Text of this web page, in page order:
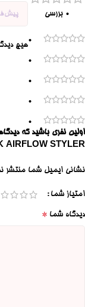
0 بررسی
0
0
0
0
0
هیچ
اولین نفری باشید که
AIRFLOW STYLER”
نشانی ایمیل شما منتشر
امتیاز شما
دیدگاه شما *